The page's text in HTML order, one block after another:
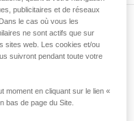
capacité à refaire
sécurité, avant
de techniques
publicitaires et de réseaux
le cas où vous les
ne sont actifs que sur
sites web. Les cookies et/ou
suivront pendant toute votre
moment en cliquant sur le lien «
bas de page du Site.